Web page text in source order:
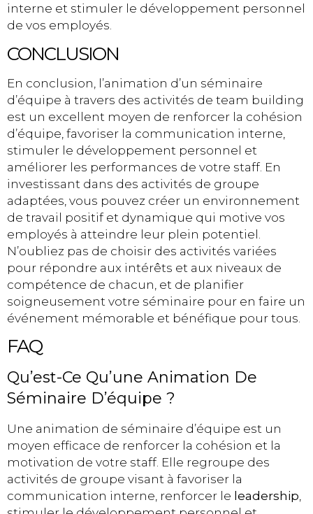
interne et stimuler le développement personnel
de vos employés.
CONCLUSION
En conclusion, l’animation d’un séminaire
d’équipe à travers des activités de team building
est un excellent moyen de renforcer la cohésion
d’équipe, favoriser la communication interne,
stimuler le développement personnel et
améliorer les performances de votre staff. En
investissant dans des activités de groupe
adaptées, vous pouvez créer un environnement
de travail positif et dynamique qui motive vos
employés à atteindre leur plein potentiel.
N’oubliez pas de choisir des activités variées
pour répondre aux intérêts et aux niveaux de
compétence de chacun, et de planifier
soigneusement votre séminaire pour en faire un
événement mémorable et bénéfique pour tous.
FAQ
Qu’est-Ce Qu’une Animation De
Séminaire D’équipe ?
Une animation de séminaire d’équipe est un
moyen efficace de renforcer la cohésion et la
motivation de votre staff. Elle regroupe des
activités de groupe visant à favoriser la
communication interne, renforcer le leadership,